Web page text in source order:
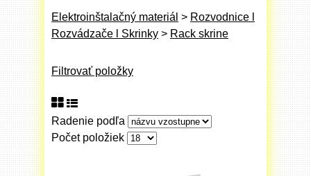
Elektroinštalačný materiál > Rozvodnice l
Rozvádzače l Skrinky > Rack skrine
Filtrovať položky
Radenie podľa
Počet položiek